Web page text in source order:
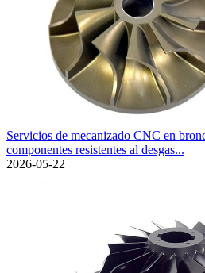
Servicios de mecanizado CNC en
componentes resistentes al desgas...
2026-05-22